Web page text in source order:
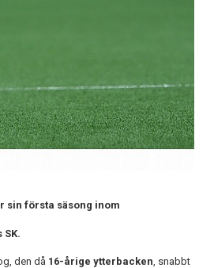
sin första säsong inom
den då 16-årige ytterbacken , snabbt